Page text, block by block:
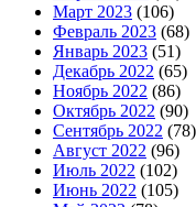
Март 2023 (106)
Февраль 2023 (68)
Январь 2023 (51)
Декабрь 2022 (65)
Ноябрь 2022 (86)
Октябрь 2022 (90)
Сентябрь 2022 (78)
Август 2022 (96)
Июль 2022 (102)
Июнь 2022 (105)